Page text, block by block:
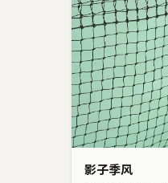
影子季风